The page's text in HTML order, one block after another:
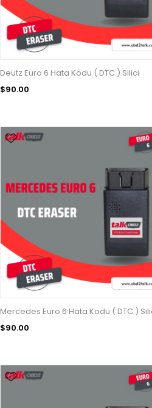
Deutz Euro 6 Hata Kodu ( DTC ) Silici
$90.00
Mercedes Euro 6 Hata Kodu ( DTC )
$90.00